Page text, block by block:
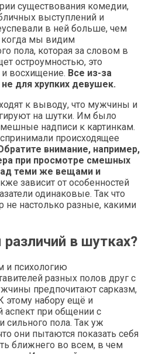
существования комедии,
выступлений и
в ней больше, чем
когда мы видим
пола, которая за словом в
остроумностью, это
восхищение. Все из-за
для хрупких девушек.
к выводу, что мужчины и
на шутки. Им было
надписи к картинкам.
происходящее
внимание, например,
при просмотре смешных
теми же вещами и
зависит от особенностей
одинаковые. Так что
настолько разные, какими
в шутках?
и психологию
разных полов друг с
предпочитают сарказм,
набору ещё и
аспект при общении с
сильного пола. Так уж
они пытаются показать себя
ближнего во всем, в чем